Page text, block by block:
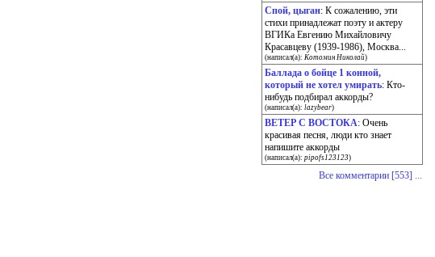
Спой, цыган: К сожалению, эти
стихи принадлежат поэту и актеру
ВГИКа Евгению Михайловичу
Красавцеву (1939-1986), Москва...
(написал(а): Котомин Николай)
Баллада о бойце 1 конной,
который не хотел умирать: Кто-
нибудь подбирал аккорды?
(написал(а): lazybear)
ВЕТЕР С ВОСТОКА: Очень
красивая песня, люди кто знает
напишите аккорды
(написал(а): pipofs123123)
Все комментарии [553] ...